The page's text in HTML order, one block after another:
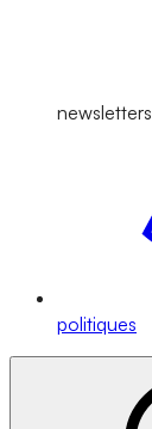
newsletters
politiques